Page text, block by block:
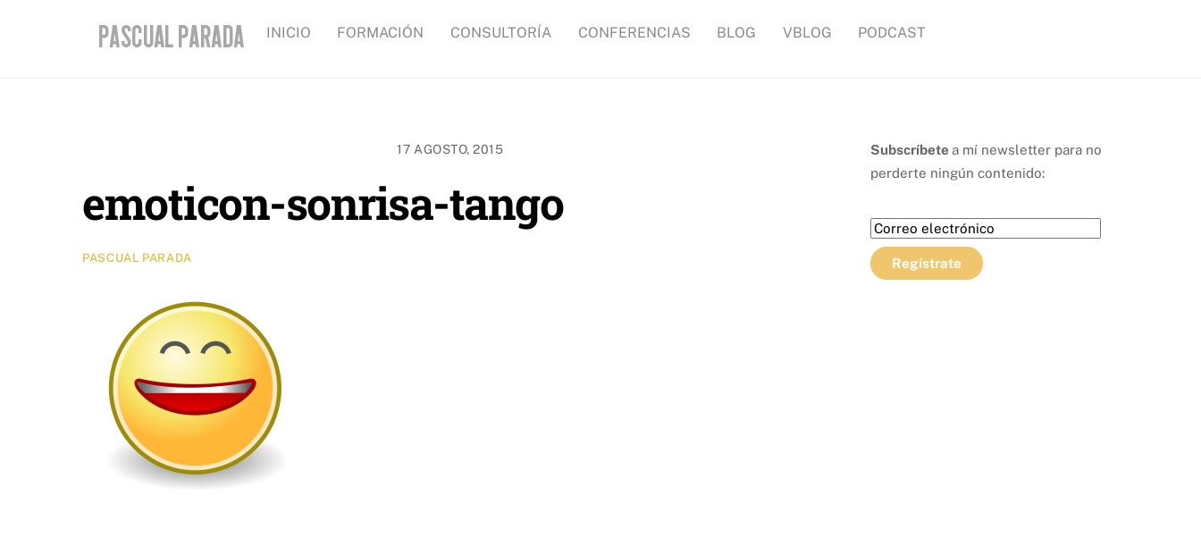
INICIO FORMACIÓN CONSULTORÍA CONFERENCIAS BLOG VBLOG PODCAST
17 AGOSTO, 2015
emoticon-sonrisa-tango
PASCUAL PARADA
Subscríbete a mí newsletter para no
perderte ningún contenido: